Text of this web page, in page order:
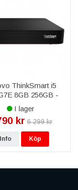
ThinkSmart i5
8GB 256GB -
10 Pro
I lager
kr 6 299 kr
Info Köp